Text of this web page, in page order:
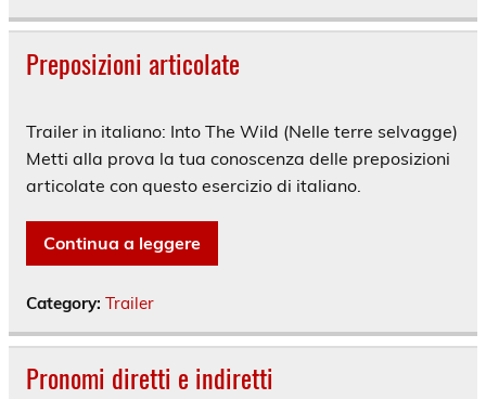
Preposizioni articolate
Trailer in italiano: Into The Wild (Nelle terre selvagge)
Metti alla prova la tua conoscenza delle preposizioni
articolate con questo esercizio di italiano.
Continua a leggere
Category: Trailer
Pronomi diretti e indiretti